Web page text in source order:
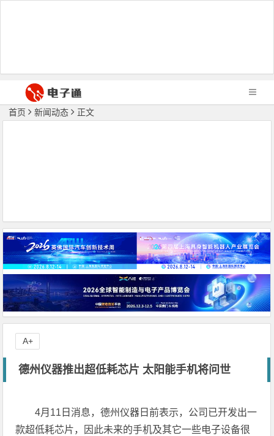
首页 新闻动态 正文
德州仪器推出超低耗芯片 太阳能手机将问世
4月11日消息，德州仪器日前表示，公司已开发出一
款超低耗芯片，因此未来的手机及其它一些电子设备很
A+